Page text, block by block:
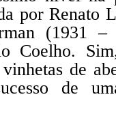
por Renato
(1931
Coelho.
de
de